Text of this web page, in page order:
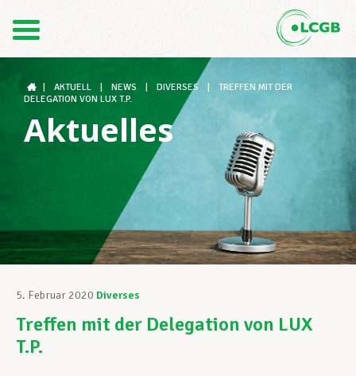
FR
Der LCGB
Gewerkschaftsstrukturen
Unterstützung im Arbeitsalltag
Ihre Rechte
AKTUELL NEWS DIVERSES
TREFFEN MIT DER
DELEGATION VON LUX T.P.
Aktuelles
5. Februar 2020 Diverses
Treffen mit der Delegation von LUX
T.P.